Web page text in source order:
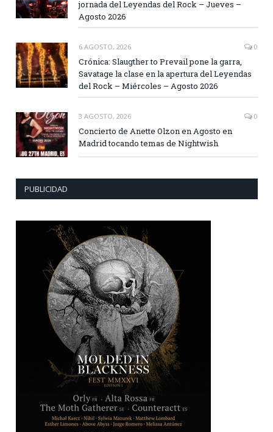
jornada del Leyendas del Rock – Jueves –
Agosto 2026
6 AGOSTO, 2026 0
Crónica: Slaugther to Prevail pone la garra,
Savatage la clase en la apertura del Leyendas
del Rock – Miércoles – Agosto 2026
3 AGOSTO, 2026 0
Concierto de Anette Olzon en Agosto en
Madrid tocando temas de Nightwish
PUBLICIDAD